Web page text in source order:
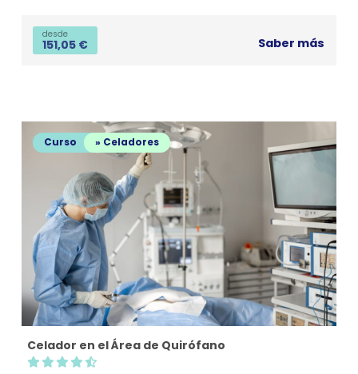
desde
151,05 € Saber más
Curso » Celadores
Celador en el Área de Quirófano